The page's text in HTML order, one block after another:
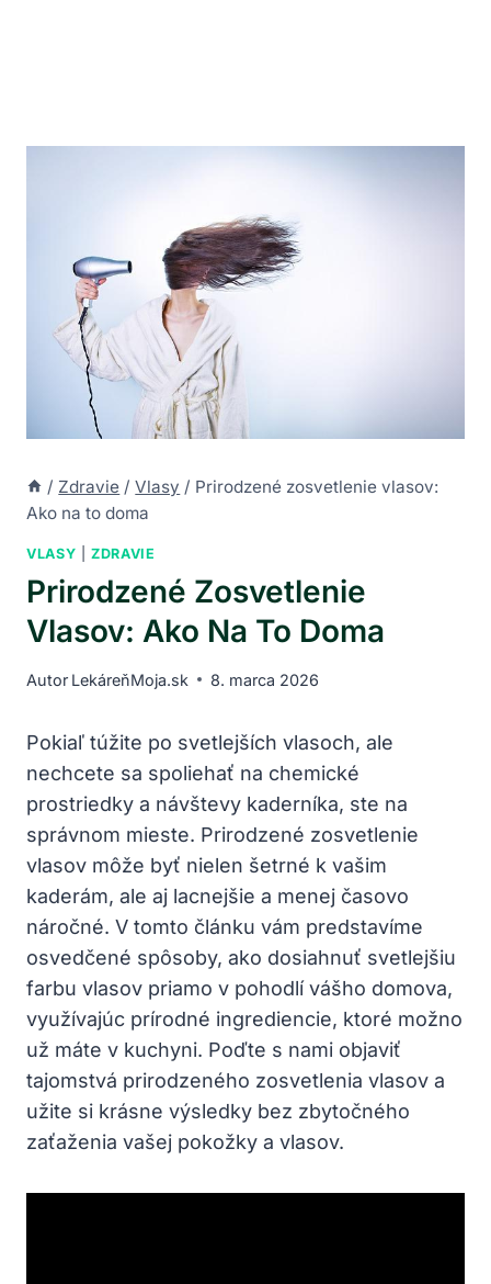
/ Zdravie / Vlasy / Prirodzené zosvetlenie vlasov:
Ako na to doma
VLASY |ZDRAVIE
Prirodzené Zosvetlenie
Vlasov: Ako Na To Doma
Autor LekáreňMoja.sk 8. marca 2026
Pokiaľ túžite po svetlejších vlasoch, ale
nechcete sa spoliehať na chemické
prostriedky a návštevy kaderníka, ste na
správnom mieste. Prirodzené zosvetlenie
vlasov môže byť nielen šetrné k vašim
kaderám, ale aj lacnejšie a menej časovo
náročné. V tomto článku vám predstavíme
osvedčené spôsoby, ako dosiahnuť svetlejšiu
farbu vlasov priamo v pohodlí vášho domova,
využívajúc prírodné ingrediencie, ktoré možno
už máte v kuchyni. Poďte s nami objaviť
tajomstvá prirodzeného zosvetlenia vlasov a
užite si krásne výsledky bez zbytočného
zaťaženia vašej pokožky a vlasov.